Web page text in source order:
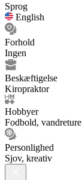
Sprog
English
Forhold
Ingen
Beskæftigelse
Kiropraktor
Hobbyer
Fodbold, vandreture
Personlighed
Sjov, kreativ